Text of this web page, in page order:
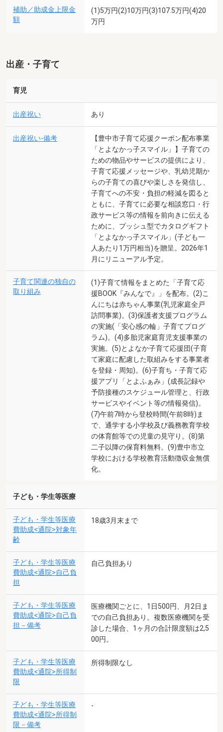
補助／助成金上限金
額
(1)5万円(2)10万円(3)107.5万円(4)20
万円
出産・子育て
育児
出産祝い あり
出産祝い-備考
【豊中市子育て応援クーポン配布事業
「とよなかっ子スマイル」】子育ての
ための物品やサービスの提供により、
子育て応援メッセージや、乳幼児期か
らの子育ての喜びや楽しさを発信し、
子育てへの不安・負担の軽減を図ると
ともに、子育てに必要な相談窓口・行
政サービス等の情報を前向きに伝える
ために、プッシュ型でカタログギフト
「とよなかっ子スマイル」(子ども一
人あたり1万円相当)を贈呈。2026年1
月にリニューアル予定。
子育て関連の独自の
取り組み
(1)子育て情報をまとめた「子育て応
援BOOK『みんなで』」を配布。(2)こ
んにちは赤ちゃん事業(乳児家庭全戸
訪問事業)。(3)保護者支援プログラム
の実施(「安心感の輪」子育てプログ
ラム)。(4)多胎児家庭育児支援事業の
実施。(5)とよなか子育て応援団(子育
て家庭に配慮した取組みをする事業者
を登録・周知)。(6)子育ち・子育て応
援アプリ「とよふぁみ」(成長記録や
予防接種のスケジュール管理と、行政
サービスやイベント等の情報発信)。
(7)午前7時から登校時間(午前8時)ま
で、通学する小学校及び義務教育学校
の体育館等での児童の見守り。(8)第
二子以降の保育料無料。(9)豊中市立
学校における学校教育活動徴収金無償
化。
子ども・学生等医療
子ども・学生等医療
費助成<通院>対象年
齢
18歳3月末まで
子ども・学生等医療
費助成<通院>自己負
担
自己負担あり
子ども・学生等医療
費助成<通院>自己負
担－備考
医療機関ごとに、1日500円、月2日ま
での自己負担あり。複数医療機関を受
診した場合、1ヶ月の合計限度額は2,5
00円。
子ども・学生等医療
費助成<通院>所得制
限
所得制限なし
子ども・学生等医療
費助成<通院>所得制
限－備考
-